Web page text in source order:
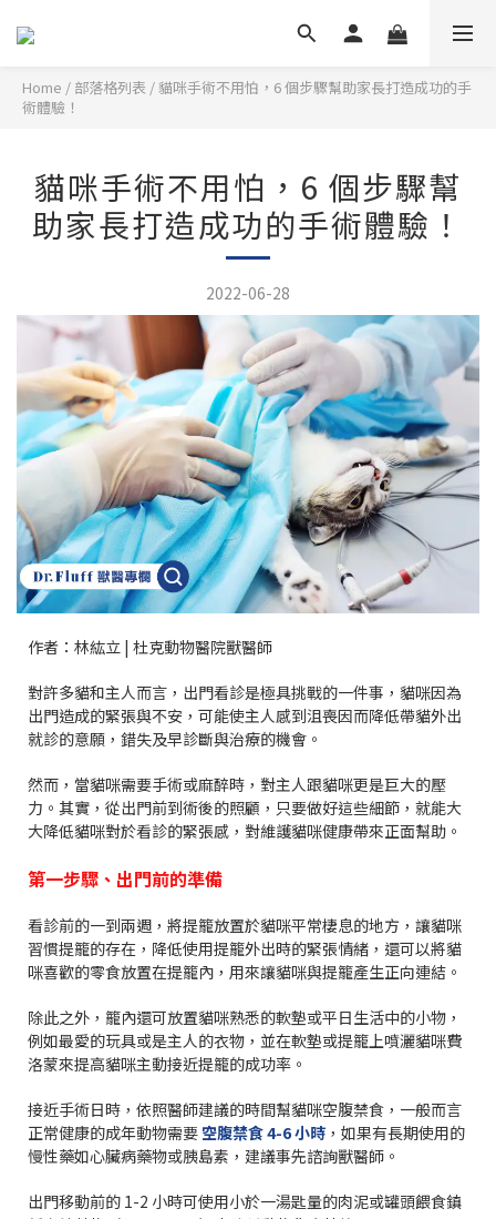
Home / 部落格列表 /貓咪手術不用怕，6 個步驟幫助家長打造成功的手
術體驗！
貓咪手術不用怕，6 個步驟幫
助家長打造成功的手術體驗！
2022-06-28
作者： 林紘立 | 杜克動物醫院獸醫師
對許多貓和主人而言，出門看診是極具挑戰的一件事，貓咪因為
出門造成的緊張與不安，可能使主人感到沮喪因而降低帶貓外出
就診的意願，錯失及早診斷與治療的機會。
然而，當貓咪需要手術或麻醉時，對主人跟貓咪更是巨大的壓
力。其實，從出門前到術後的照顧，只要做好這些細節，就能大
大降低貓咪對於看診的緊張感，對維護貓咪健康帶來正面幫助。
第一步驟、出門前的準備
看診前的一到兩週，將提籠放置於貓咪平常棲息的地方，讓貓咪
習慣提籠的存在，降低使用提籠外出時的緊張情緒，還可以將貓
咪喜歡的零食放置在提籠內，用來讓貓咪與提籠產生正向連結。
除此之外，籠內還可放置貓咪熟悉的軟墊或平日生活中的小物，
例如最愛的玩具或是主人的衣物，並在軟墊或提籠上噴灑貓咪費
洛蒙來提高貓咪主動接近提籠的成功率。
接近手術日時，依照醫師建議的時間幫貓咪空腹禁食，一般而言
正常健康的成年動物需要 空腹禁食4-6小時 ，如果有長期使用的
慢性藥如心臟病藥物或胰島素，建議事先諮詢獸醫師。
出門移動前的 1-2 小時可使用小於一湯匙量的肉泥或罐頭餵食鎮